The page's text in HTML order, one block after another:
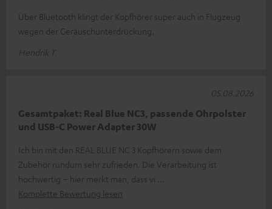
Über Bluetooth klingt der Kopfhörer super auch in Flugzeug
wegen der Geräuschunterdrückung.
Hendrik T.
Gesamtpaket: Real Blue NC3, passende Ohrpolster
und USB-C Power Adapter 30W
Ich bin mit den REAL BLUE NC 3 Kopfhörern sowie dem
Zubehör rundum sehr zufrieden. Die Verarbeitung ist
hochwertig – hier merkt man, dass vi
Komplette Bewertung lesen
05.08.2026